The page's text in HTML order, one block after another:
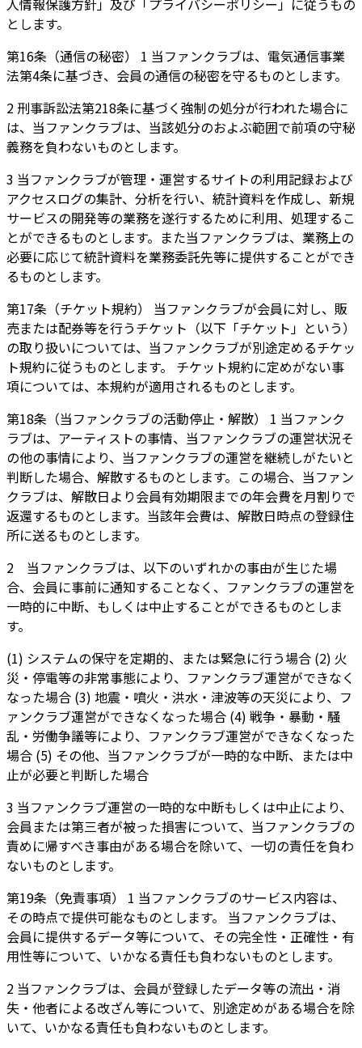
人情報保護方針」及び「プライバシーポリシー」に従うもの
とします。
第16条（通信の秘密） 1 当ファンクラブは、電気通信事業
法第4条に基づき、会員の通信の秘密を守るものとします。
2 刑事訴訟法第218条に基づく強制の処分が行われた場合に
は、当ファンクラブは、当該処分のおよぶ範囲で前項の守秘
義務を負わないものとします。
3 当ファンクラブが管理・運営するサイトの利用記録および
アクセスログの集計、分析を行い、統計資料を作成し、新規
サービスの開発等の業務を遂行するために利用、処理するこ
とができるものとします。また当ファンクラブは、業務上の
必要に応じて統計資料を業務委託先等に提供することができ
るものとします。
第17条（チケット規約） 当ファンクラブが会員に対し、販
売または配券等を行うチケット（以下「チケット」という）
の取り扱いについては、当ファンクラブが別途定めるチケッ
ト規約に従うものとします。 チケット規約に定めがない事
項については、本規約が適用されるものとします。
第18条（当ファンクラブの活動停止・解散） 1 当ファンク
ラブは、アーティストの事情、当ファンクラブの運営状況そ
の他の事情により、当ファンクラブの運営を継続しがたいと
判断した場合、解散するものとします。この場合、当ファン
クラブは、解散日より会員有効期限までの年会費を月割りで
返還するものとします。当該年会費は、解散日時点の登録住
所に送るものとします。
2 当ファンクラブは、以下のいずれかの事由が生じた場
合、会員に事前に通知することなく、ファンクラブの運営を
一時的に中断、もしくは中止することができるものとしま
す。
(1) システムの保守を定期的、または緊急に行う場合 (2) 火
災・停電等の非常事態により、ファンクラブ運営ができなく
なった場合 (3) 地震・噴火・洪水・津波等の天災により、フ
ァンクラブ運営ができなくなった場合 (4) 戦争・暴動・騒
乱・労働争議等により、ファンクラブ運営ができなくなった
場合 (5) その他、当ファンクラブが一時的な中断、または中
止が必要と判断した場合
3 当ファンクラブ運営の一時的な中断もしくは中止により、
会員または第三者が被った損害について、当ファンクラブの
責めに帰すべき事由がある場合を除いて、一切の責任を負わ
ないものとします。
第19条（免責事項） 1 当ファンクラブのサービス内容は、
その時点で提供可能なものとします。 当ファンクラブは、
会員に提供するデータ等について、その完全性・正確性・有
用性等について、いかなる責任も負わないものとします。
2 当ファンクラブは、会員が登録したデータ等の流出・消
失・他者による改ざん等について、別途定めがある場合を除
いて、いかなる責任も負わないものとします。